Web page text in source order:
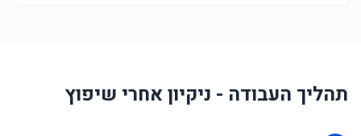
תהליך העבודה - ניקיון אחרי שיפוץ